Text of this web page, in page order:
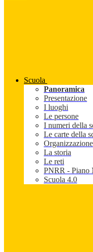
Scuola
Panoramica
Presentazione
I luoghi
Le persone
I numeri della
Le carte della
Organizzazione
La storia
Le reti
PNRR - Piano
Scuola 4.0